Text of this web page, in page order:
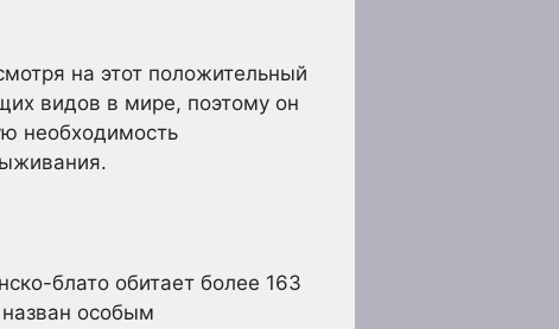
на этот положительный
видов в мире, поэтому он
необходимость
блато обитает более 163
особым